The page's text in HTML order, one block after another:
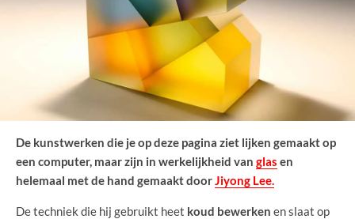
De kunstwerken die je op deze pagina ziet lijken gemaakt op
een computer, maar zijn in werkelijkheid van glas en
helemaal met de hand gemaakt doorJiyong Lee.
De techniek die hij gebruikt heet koud bewerken en slaat op